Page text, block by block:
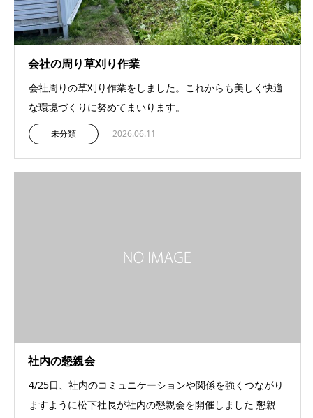
会社の周り草刈り作業
会社周りの草刈り作業をしました。これからも美しく快適
な環境づくりに努めてまいります。
未分類 2026.06.11
社内の懇親会
4/25日、社内のコミュニケーションや関係を強くつながり
ますように松下社長が社内の懇親会を開催しました 懇親